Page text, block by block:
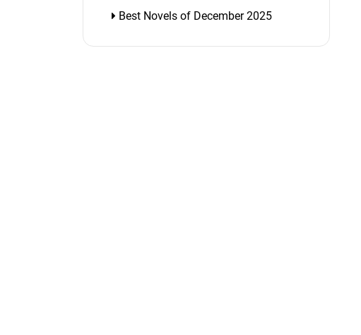
Best Novels of December 2025